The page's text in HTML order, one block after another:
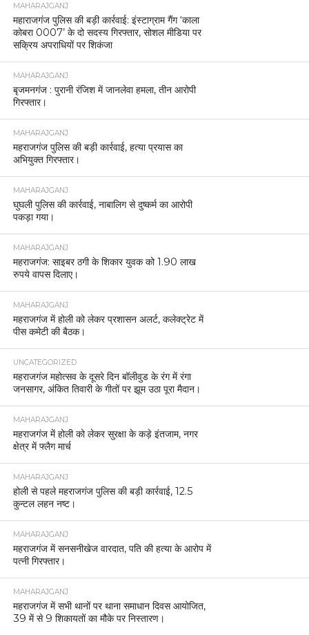
MAHARAJGANJ
महाराजगंज पुलिस की बड़ी कार्रवाई: इंस्टाग्राम गैंग ‘काला
कोबरा 0007’ के दो सदस्य गिरफ्तार, सोशल मीडिया पर
सक्रिय अपराधियों पर शिकंजा
MAHARAJGANJ
बृजमनगंज : पुरानी रंजिश में जानलेवा हमला, तीन आरोपी
गिरफ्तार।
MAHARAJGANJ
महराजगंज पुलिस की बड़ी कार्रवाई, हत्या प्रयास का
अभियुक्त गिरफ्तार।
MAHARAJGANJ
घुघली पुलिस की कार्रवाई, नाबालिग से दुष्कर्म का आरोपी
पकड़ा गया।
MAHARAJGANJ
महराजगंज: साइबर ठगी के शिकार युवक को 1.90 लाख
रुपये वापस दिलाए।
MAHARAJGANJ
महराजगंज में होली को लेकर प्रशासन अलर्ट, कलेक्ट्रेट में
पीस कमेटी की बैठक।
UNCATEGORIZED
महराजगंज महोत्सव के दूसरे दिन बॉलीवुड के रंग में रंगा
जनसागर, अंकित तिवारी के गीतों पर झूम उठा पूरा मैदान।
MAHARAJGANJ
महराजगंज में होली को लेकर सुरक्षा के कड़े इंतजाम, नगर
क्षेत्र में फ्लैग मार्च
MAHARAJGANJ
होली से पहले महराजगंज पुलिस की बड़ी कार्रवाई, 12.5
कुन्टल लहन नष्ट।
MAHARAJGANJ
महराजगंज में सनसनीखेज वारदात, पति की हत्या के आरोप में
पत्नी गिरफ्तार।
MAHARAJGANJ
महराजगंज में सभी थानों पर थाना समाधान दिवस आयोजित,
39 में से 9 शिकायतों का मौके पर निस्तारण।